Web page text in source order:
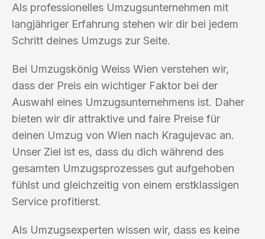
Als professionelles Umzugsunternehmen mit
langjähriger Erfahrung stehen wir dir bei jedem
Schritt deines Umzugs zur Seite.
Bei Umzugskönig Weiss Wien verstehen wir,
dass der Preis ein wichtiger Faktor bei der
Auswahl eines Umzugsunternehmens ist. Daher
bieten wir dir attraktive und faire Preise für
deinen Umzug von Wien nach Kragujevac an.
Unser Ziel ist es, dass du dich während des
gesamten Umzugsprozesses gut aufgehoben
fühlst und gleichzeitig von einem erstklassigen
Service profitierst.
Als Umzugsexperten wissen wir, dass es keine